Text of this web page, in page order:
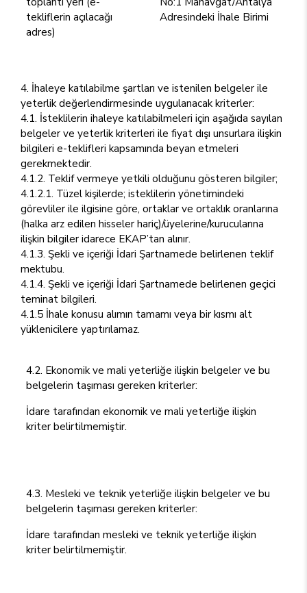
tekliflerin açılacağı
adres)
Adresindeki İhale Birimi
4. İhaleye katılabilme şartları ve istenilen belgeler ile
yeterlik değerlendirmesinde uygulanacak kriterler:
4.1. İsteklilerin ihaleye katılabilmeleri için aşağıda sayılan
belgeler ve yeterlik kriterleri ile fiyat dışı unsurlara ilişkin
bilgileri e-teklifleri kapsamında beyan etmeleri
gerekmektedir.
4.1.2. Teklif vermeye yetkili olduğunu gösteren bilgiler;
4.1.2.1. Tüzel kişilerde; isteklilerin yönetimindeki
görevliler ile ilgisine göre, ortaklar ve ortaklık oranlarına
(halka arz edilen hisseler hariç)/üyelerine/kurucularına
ilişkin bilgiler idarece EKAP’tan alınır.
4.1.3. Şekli ve içeriği İdari Şartnamede belirlenen teklif
mektubu.
4.1.4. Şekli ve içeriği İdari Şartnamede belirlenen geçici
teminat bilgileri.
4.1.5 İhale konusu alımın tamamı veya bir kısmı alt
yüklenicilere yaptırılamaz.
4.2. Ekonomik ve mali yeterliğe ilişkin belgeler ve bu
belgelerin taşıması gereken kriterler:
İdare tarafından ekonomik ve mali yeterliğe ilişkin
kriter belirtilmemiştir.
4.3. Mesleki ve teknik yeterliğe ilişkin belgeler ve bu
belgelerin taşıması gereken kriterler:
İdare tarafından mesleki ve teknik yeterliğe ilişkin
kriter belirtilmemiştir.